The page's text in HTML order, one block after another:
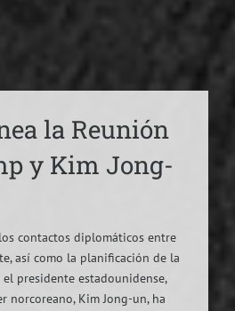
la Reunión
y Kim Jong-
contactos diplomáticos entre
así como la planificación de la
presidente estadounidense,
norcoreano, Kim Jong-un, ha